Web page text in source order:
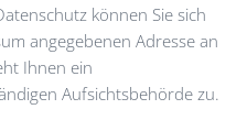
können Sie sich
angegebenen Adresse an
Ihnen ein
Aufsichtsbehörde zu.